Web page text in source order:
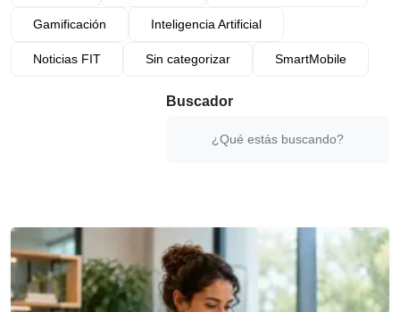
Gamificación Inteligencia Artificial
Noticias FIT Sin categorizar SmartMobile
Buscador